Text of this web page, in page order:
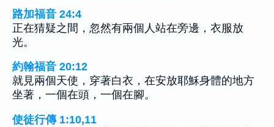
路加福音 24:4
正在猜疑之間，忽然有兩個人站在旁邊，衣服放
光。
約翰福音 20:12
就見兩個天使，穿著白衣，在安放耶穌身體的地方
坐著，一個在頭，一個在腳。
使徒行傳 1:10,11